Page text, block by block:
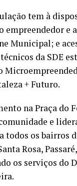
tem à
empreendedor e
Municipal; e
da SDE
+ Futuro.
na Praça do
e
todos os bairros
Rosa,
os serviços